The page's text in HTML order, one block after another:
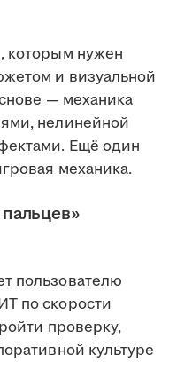
которым нужен
и визуальной
— механика
нелинейной
Ещё один
механика.
пользователю
по скорости
проверку,
культуре